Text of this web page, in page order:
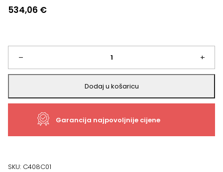
534,06 €
–
Stakleni
pravokutni
blagovaonski
količina
+
Dodaj u košaricu
Garancija najpovoljnije cijene
SKU: C408C01